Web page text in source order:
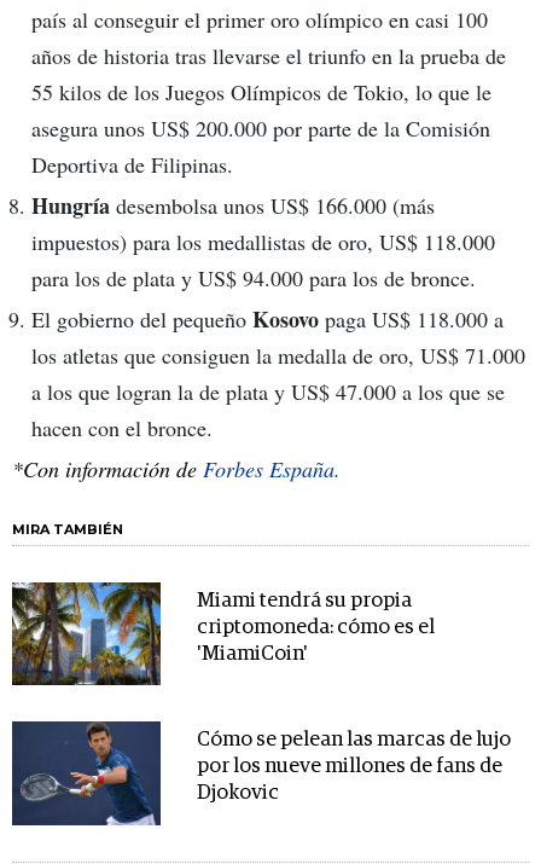
país al conseguir el primer oro olímpico en casi 100
años de historia tras llevarse el triunfo en la prueba de
55 kilos de los Juegos Olímpicos de Tokio, lo que le
asegura unos US$ 200.000 por parte de la Comisión
Deportiva de Filipinas.
Hungría desembolsa unos US$ 166.000 (más
impuestos) para los medallistas de oro, US$ 118.000
para los de plata y US$ 94.000 para los de bronce.
El gobierno del pequeño Kosovo paga US$ 118.000 a
los atletas que consiguen la medalla de oro, US$ 71.000
a los que logran la de plata y US$ 47.000 a los que se
hacen con el bronce.
*Con información de Forbes España.
MIRA TAMBIÉN
Miami tendrá su propia
criptomoneda: cómo es el
'MiamiCoin'
Cómo se pelean las marcas de lujo
por los nueve millones de fans de
Djokovic